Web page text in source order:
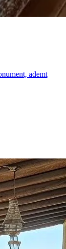
ademt